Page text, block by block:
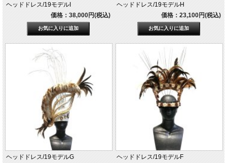
ヘッドドレス/19モデルI
価格：38,000円(税込)
ヘッドドレス/19モデルH
価格：23,100円(税込)
ヘッドドレス/19モデルG
ヘッドドレス/19モデルF